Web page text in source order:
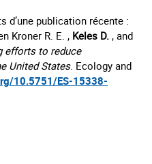
d’une publication récente :
Kroner R. E. , Keles D. , and
efforts to reduce
United States. Ecology and
10.5751/ES-15338-